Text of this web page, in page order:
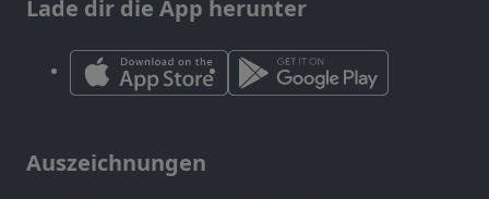
Lade dir die App herunter
Auszeichnungen